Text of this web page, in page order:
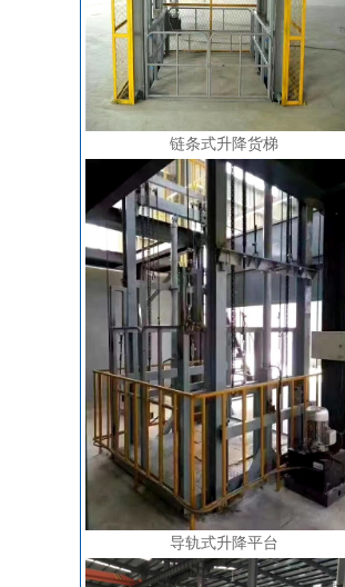
链条式升降货梯
导轨式升降平台